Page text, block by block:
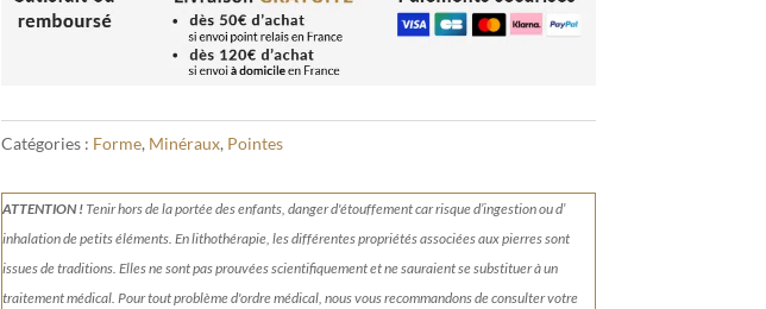
Catégories : Forme, Minéraux, Pointes
ATTENTION !Tenirhors de la portée des enfants, danger d'étouffement car risque d’ingestion ou d’
inhalation de petits éléments.En lithothérapie, les différentes propriétés associées aux pierres sont
issues de traditions. Elles ne sont pas prouvées scientifiquement et ne sauraient se substituer à un
traitement médical. Pour tout problème d'ordre médical, nous vous recommandons de consulter votre